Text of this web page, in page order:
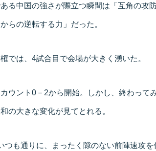
る中国の強さが際立つ瞬間は「互角の攻
らの逆転する力」だった。
では、4試合目で会場が大きく湧いた。
ウント0－2から開始。しかし、終わって
の大きな変化が見てとれる。
つも通りに、まったく隙のない前陣速攻を